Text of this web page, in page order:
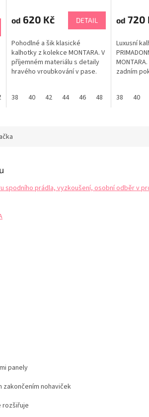
70 D 75 D 80 D 85 D 90 D 95 D
od 620 Kč DETAIL
Pohodlné a šik klasické
kalhotky z kolekce MONTARA. V
příjemném materiálu s detaily
hravého vroubkování v pase.
zadní krytí. Tabulka velikostí
38 40 42 44 46 48
od 720
Luxusní
zadním
pro ženu.
38 40
spodního prádla, vyzkoušení, osobní odběr v
panely
zakončením nohaviček
rozšiřuje